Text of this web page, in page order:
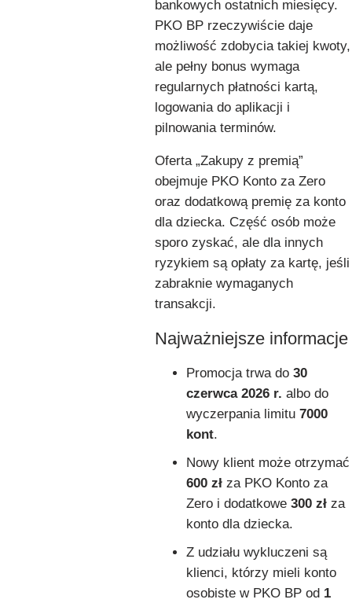
bankowych ostatnich miesięcy.
PKO BP rzeczywiście daje
możliwość zdobycia takiej kwoty,
ale pełny bonus wymaga
regularnych płatności kartą,
logowania do aplikacji i
pilnowania terminów.
Oferta „Zakupy z premią”
obejmuje PKO Konto za Zero
oraz dodatkową premię za konto
dla dziecka. Część osób może
sporo zyskać, ale dla innych
ryzykiem są opłaty za kartę, jeśli
zabraknie wymaganych
transakcji.
Najważniejsze informacje
Promocja trwa do 30
czerwca 2026 r. albo do
wyczerpania limitu 7000
kont.
Nowy klient może otrzymać
600 zł za PKO Konto za
Zero i dodatkowe 300 zł za
konto dla dziecka.
Z udziału wykluczeni są
klienci, którzy mieli konto
osobiste w PKO BP od 1